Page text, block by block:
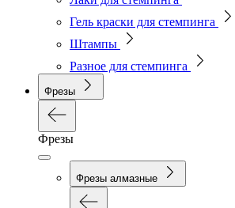
Гель краски для стемпинга
Штампы
Разное для стемпинга
Фрезы
Фрезы
Фрезы алмазные